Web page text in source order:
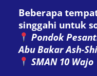
Beberapa
singgahi untuk
Pondok
Abu Bakar Ash-
SMAN 10 Wajo